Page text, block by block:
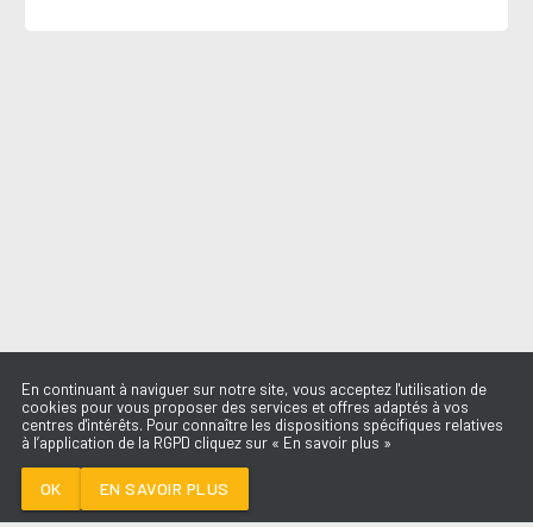
L'AMOUR ÇA SE
En continuant à naviguer sur notre site, vous acceptez l'utilisation de
cookies pour vous proposer des services et offres adaptés à vos
centres d'intérêts. Pour connaître les dispositions spécifiques relatives
à l’application de la RGPD cliquez sur « En savoir plus »
OK EN SAVOIR PLUS